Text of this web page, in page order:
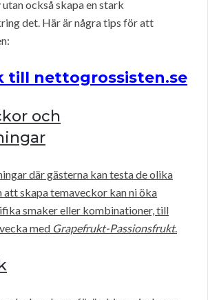
också skapa en stark
det. Här är några tips för att
till nettogrossisten.se
och
där gästerna kan testa de olika
att skapa temaveckor kan ni öka
smaker eller kombinationer, till
med Grapefrukt-Passionsfrukt.